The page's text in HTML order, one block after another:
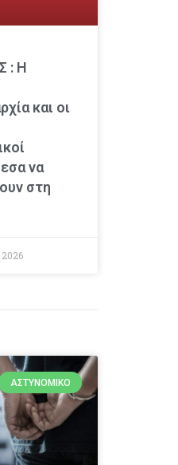
: Η
και οι
να
στη
ΑΣΤΥΝΟΜΙΚΌ